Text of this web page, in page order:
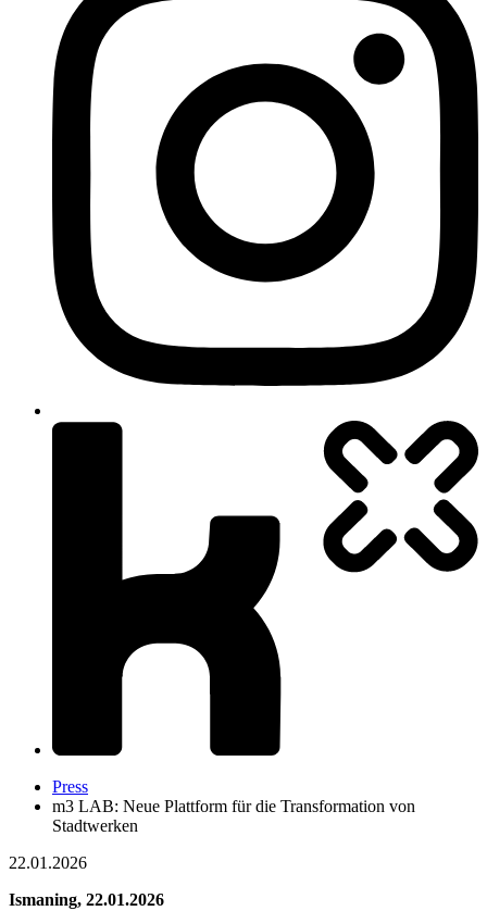
Press
m3 LAB: Neue Plattform für die Transformation von
Stadtwerken
22.01.2026
Ismaning, 22.01.2026